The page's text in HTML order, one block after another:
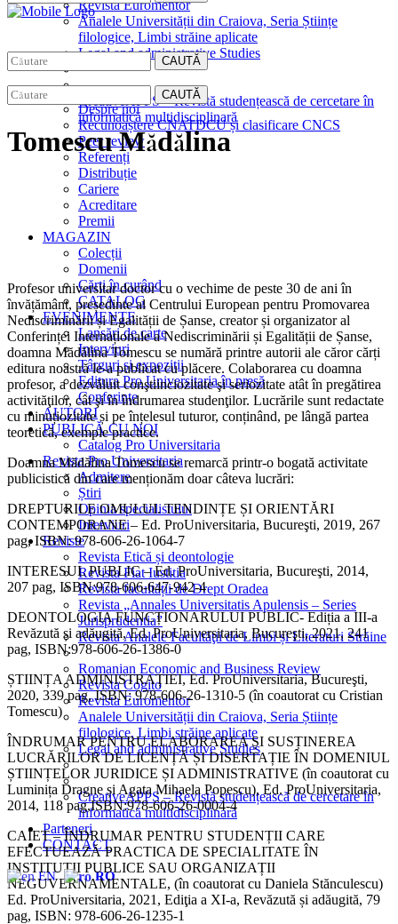
Revista Euromentor
Analele Universității din Craiova, Seria Științe
filologice, Limbi străine aplicate
Legal and administrative Studies
CreativeAPPS – Revistă studențească de cercetare în
informatică multidisciplinară
CAUTĂ
EDITURA
Despre noi
Recunoaștere CNATDCU și clasificare CNCS
Peer review
Referenți
Distribuție
Cariere
Acreditare
Premii
MAGAZIN
Colecții
Domenii
Cărţi în curând
CATALOG
EVENIMENTE
Lansări de carte
Interviuri
Târguri și expoziții
Editura Pro Universitaria în presă
Conferințe
AUTORI
PUBLICĂ CU NOI
Catalog Pro Universitaria
Revista Pro Universitaria
Admitere
Știri
Opinia specialistului
Interviuri
Reviste
Revista Etică și deontologie
Revista Fiat Iustitia
Revista facultății de Drept Oradea
Revista „Annales Universitatis Apulensis – Series
Jurisprudentia”
Revista Analele Facultăţii de Limbi și Literaturi Străine
Romanian Economic and Business Review
Revista Cogito
Revista Euromentor
Analele Universității din Craiova, Seria Științe
filologice, Limbi străine aplicate
Legal and administrative Studies
CreativeAPPS – Revistă studențească de cercetare în
informatică multidisciplinară
Parteneri
CONTACT
EN RO
CAUTĂ
Tomescu Mădălina
Profesor universitar doctor cu o vechime de peste 30 de ani în
învățământ, președinte al Centrului European pentru Promovarea
Nediscriminării și Egalității de Șanse, creator și organizator al
Conferinței Internaționale a Nediscriminării și Egalității de Șanse,
doamna Mădălina Tomescu se numără printre autorii ale căror cărți
editura noastră le-a publicat cu plăcere. Colaborarea cu doamna
profesor, a dezvăluit conştiinciozitate şi seriozitate atât în pregătirea
activităţilor, cât şi în îndrumarea studenţilor. Lucrările sunt redactate
cu minuțiozitate și pe înțelesul tuturor, conținând, pe lângă partea
teoretică, exemple practice.
Doamna Mădălina Tomescu se remarcă printr-o bogată activitate
publicistică din care menționăm doar câteva lucrări:
DREPTURILE OMULUI. TENDINȚE ȘI ORIENTĂRI
CONTEMPORANE – Ed. ProUniversitaria, Bucureşti, 2019, 267
pag, ISBN: 978-606-26-1064-7
INTERESUL PUBLIC – Ed. ProUniversitaria, Bucureşti, 2014,
207 pag, ISBN:978-606-647-942-4
DEONTOLOGIA FUNCȚIONARULUI PUBLIC- Ediția a III-a
Revăzută și adăugită, Ed. ProUniversitaria, Bucureşti, 2021, 241
pag, ISBN:978-606-26-1386-0
ȘTIINȚA ADMINISTRAȚIEI, Ed. ProUniversitaria, Bucureşti,
2020, 339 pag, ISBN: 978-606-26-1310-5 (în coautorat cu Cristian
Tomescu)
ÎNDRUMAR PENTRU ELABORAREA ȘI SUSȚINEREA
LUCRĂRILOR DE LICENȚĂ ȘI DISERTAȚIE ÎN DOMENIUL
ȘTIINȚELOR JURIDICE ȘI ADMINISTRATIVE (în coautorat cu
Luminița Dragne și Agata Mihaela Popescu), Ed. ProUniversitaria,
2014, 118 pag,ISBN:978-606-26-0004-4
CAIET – ÎNDRUMAR PENTRU STUDENȚII CARE
EFECTUEAZĂ PRACTICA DE SPECIALITATE ÎN
INSTITUȚII PUBLICE SAU ORGANIZAȚII
NEGUVERNAMENTALE, (în coautorat cu Daniela Stănculescu)
Ed. ProUniversitaria, 2021, Ediţia a XI-a, Revăzută și adăugită, 79
pag, ISBN: 978-606-26-1235-1